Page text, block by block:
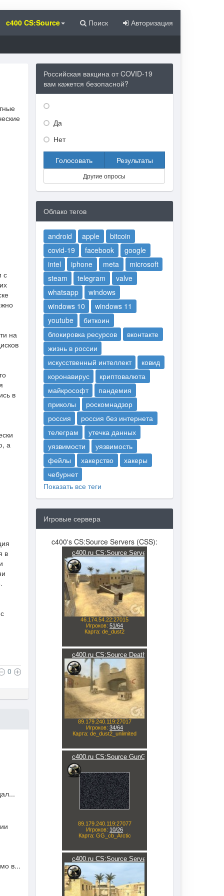
c400 CS:Source Поиск Авторизация
с
на
в
а
в
0
в...
Российская вакцина от COVID-19
вам кажется безопасной?
Да
Нет
Голосовать Результаты
Другие опросы
Облако тегов
android apple
bitcoin
covid-19
facebook
google
intel
iphone meta
microsoft
steam
telegram
valve
whatsapp
windows
windows 10
windows 11
youtube
биткоин
блокировка ресурсов
вконтакте
жизнь в россии
искусственный интеллект
ковид
коронавирус
криптовалюта
майкрософт
пандемия
приколы
роскомнадзор
россия
россия без интернета
телеграм
утечка данных
уязвимости
уязвимость
фейлы
хакерство
хакеры
чебурнет
Показать все теги
Игровые сервера
c400's CS:Source Servers (CSS):